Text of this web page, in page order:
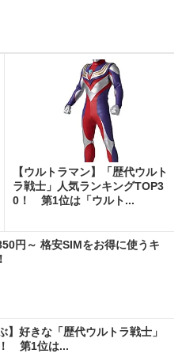
【ウルトラマン】「歴代ウルト
ラ戦士」人気ランキングTOP3
0！ 第1位は「ウルト...
円～ 格安SIMをお得に使うキ
】好きな「歴代ウルトラ戦士」
第1位は...